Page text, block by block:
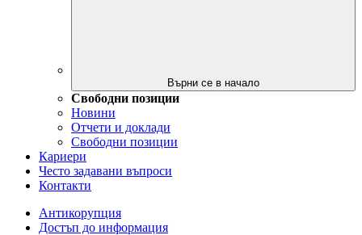
Върни се в начало
Свободни позиции
Новини
Отчети и доклади
Свободни позиции
Кариери
Често задавани въпроси
Контакти
Антикорупция
Достъп до информация